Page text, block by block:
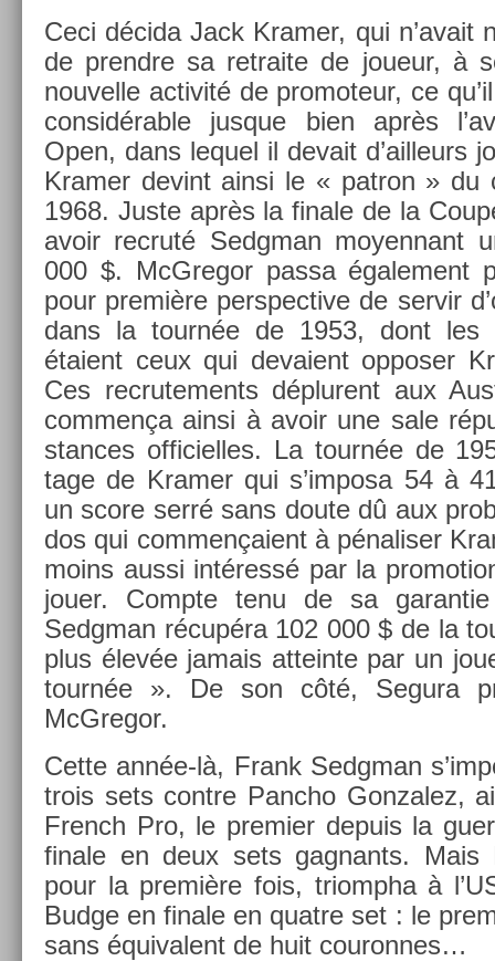
Ceci décida Jack Kram­er, qui n’avait
de pre­ndre sa re­traite de joueur, à
nouvel­le ac­tivité de pro­moteur, ce
con­sidér­able jus­que bien après
Open, dans lequel il de­vait d’ail­leurs
Kram­er de­vint ainsi le « pat­ron » du
1968. Juste après la fin­ale de la
avoir re­cruté Sedgman moyen­nant
000 $. McGregor passa égale­ment
pour première per­spec­tive de ser­vir
dans la tournée de 1953, dont les
étaient ceux qui de­vaient op­pos­er
Ces re­crute­ments déplurent aux
com­men­ça ainsi à avoir une sale
stan­ces of­ficiel­les. La tournée de
tage de Kram­er qui s’im­posa 54 à
un score serré sans doute dû aux
dos qui com­men­çaient à pénalis­er
moins aussi intéressé par la
jouer. Com­pte tenu de sa
Sedgman récupéra 102 000 $ de la
plus élevée jamais at­tein­te par un
tournée ». De son côté, Segura
McGregor.
Cette année-là, Frank Sedgman
trois sets con­tre Pancho Gon­zalez,
French Pro, le pre­mi­er de­puis la
fin­ale en deux sets gag­nants. Mais
pour la première fois, tri­ompha à
Budge en fin­ale en quat­re set : le
sans équivalent de huit co­uron­nes…